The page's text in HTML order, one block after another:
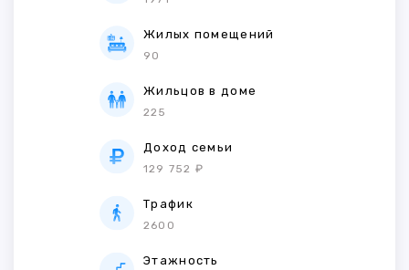
Жилых помещений
90
Жильцов в доме
225
Доход семьи
129 752 ₽
Трафик
2600
Этажность